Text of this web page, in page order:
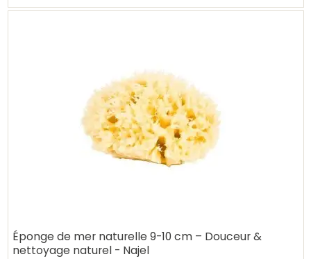
Éponge de mer naturelle 9-10 cm – Douceur &
nettoyage naturel - Najel